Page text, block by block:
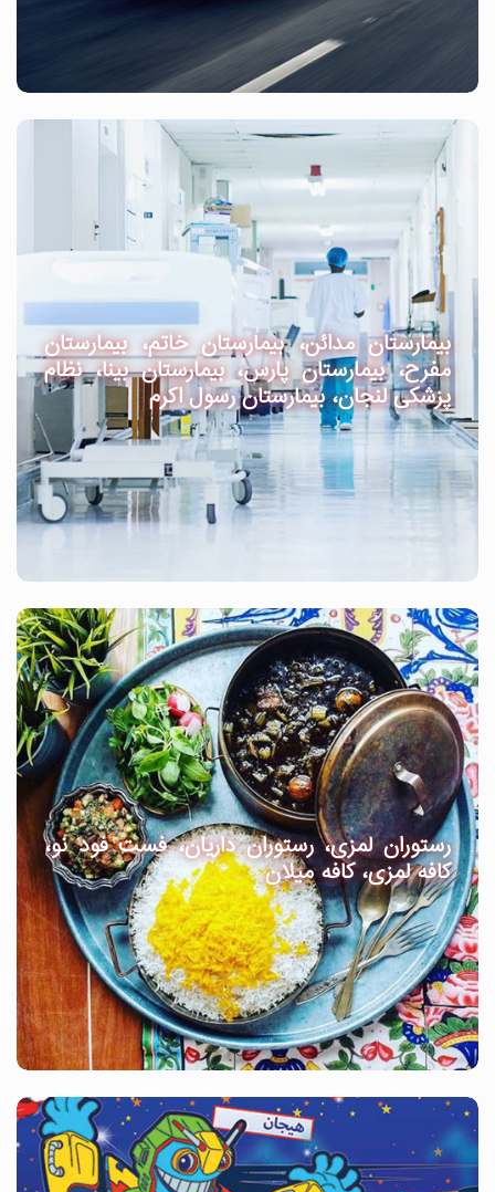
بیمارستان مدائن، بیمارستان خاتم، بیمارستان
مفرح، بیمارستان پارس، بیمارستان بینا، نظام
پزشکی لنجان، بیمارستان رسول اکرم
رستوران لمزی، رستوران داریان، فست فود نو،
کافه لمزی، کافه میلان